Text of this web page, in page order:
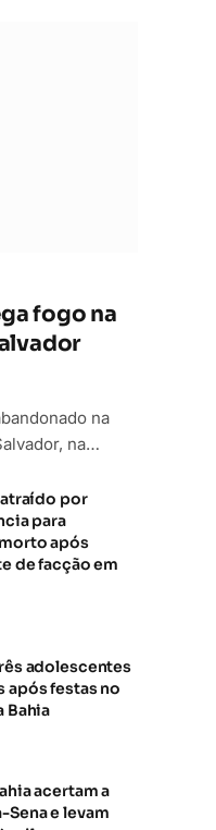
fogo na
na
na…
por
para
após
de facção em
adolescentes
após festas no
Bahia
acertam a
Sena e levam